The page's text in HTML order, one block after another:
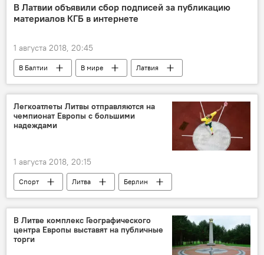
В Латвии объявили сбор подписей за публикацию
материалов КГБ в интернете
1 августа 2018, 20:45
В Балтии В мире
Латвия
КГБ
бывшие сотрудники КГБ
Легкоатлеты Литвы отправляются на
чемпионат Европы с большими
надеждами
1 августа 2018, 20:15
Спорт Литва
Берлин
легкая атлетика
В Литве комплекс Географического
центра Европы выставят на публичные
торги